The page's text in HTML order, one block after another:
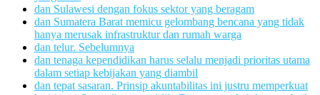
dan Sulawesi dengan fokus sektor yang beragam
dan Sumatera Barat memicu gelombang bencana yang tidak
hanya merusak infrastruktur dan rumah warga
dan telur. Sebelumnya
dan tenaga kependidikan harus selalu menjadi prioritas utama
dalam setiap kebijakan yang diambil
dan tepat sasaran. Prinsip akuntabilitas ini justru memperkuat